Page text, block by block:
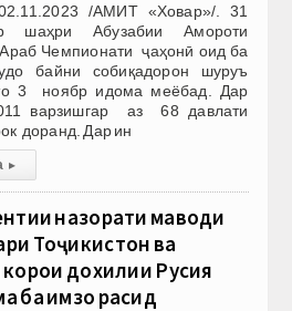
/АМИТ «Ховар»/. 31
шаҳри Абузабии Амороти
Чемпионати ҷаҳонӣ оид ба
байни собиқадорон шуруъ
3 ноябр идома меёбад. Дар
варзишгар аз 68 давлати
доранд. Дар ин
▸
назорати маводи
Тоҷикистон ва
дохилии Русия
ба имзо расид